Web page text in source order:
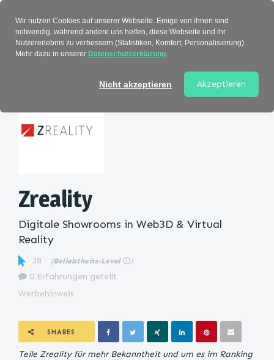
Zreality
Digitale Showrooms in Web3D & Virtual
Reality
38 (Beliebtheits-Level ⓘ )
0 Erfahrungen geteilt
Werbehinweis
SHARES
Teile Zreality für mehr Bekanntheit und um es im Ranking
Wir nutzen Cookies auf unserer Webseite. Einige von ihnen sind
notwendig, während andere uns helfen, diese Webseite und ihr
Nutzererlebnis zu verbessern (Statistiken, Komfort, Personalisierung).
Mehr dazu in unserer Datenschutzerklärung.
Nicht akzeptieren Akzeptieren